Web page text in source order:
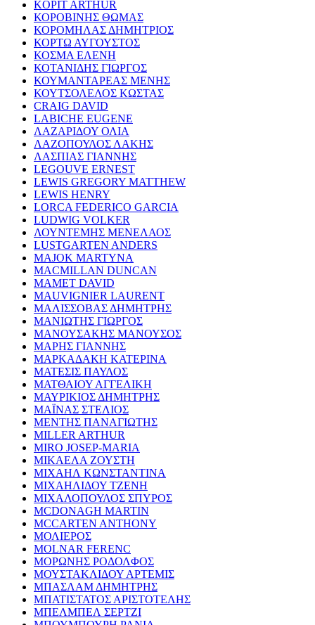
KOPIT ARTHUR
ΚΟΡΟΒΙΝΗΣ ΘΩΜΑΣ
ΚΟΡΟΜΗΛΑΣ ΔΗΜΗΤΡΙΟΣ
ΚΟΡΤΩ ΑΥΓΟΥΣΤΟΣ
ΚΟΣΜΑ ΕΛΕΝΗ
ΚΟΤΑΝΙΔΗΣ ΓΙΩΡΓΟΣ
ΚΟΥΜΑΝΤΑΡΕΑΣ ΜΕΝΗΣ
ΚΟΥΤΣΟΛΕΛΟΣ ΚΩΣΤΑΣ
CRAIG DAVID
LABICHE EUGENE
ΛΑΖΑΡΙΔΟΥ ΟΛΙΑ
ΛΑΖΟΠΟΥΛΟΣ ΛΑΚΗΣ
ΛΑΣΠΙΑΣ ΓΙΑΝΝΗΣ
LEGOUVE ERNEST
LEWIS GREGORY MATTHEW
LEWIS HENRY
LORCA FEDERICO GARCIA
LUDWIG VOLKER
ΛΟΥΝΤΕΜΗΣ ΜΕΝΕΛΑΟΣ
LUSTGARTEN ANDERS
MAJOK MARTYNA
MACMILLAN DUNCAN
MAMET DAVID
MAUVIGNIER LAURENT
ΜΑΛΙΣΣΟΒΑΣ ΔΗΜΗΤΡΗΣ
ΜΑΝΙΩΤΗΣ ΓΙΩΡΓΟΣ
ΜΑΝΟΥΣΑΚΗΣ ΜΑΝΟΥΣΟΣ
ΜΑΡΗΣ ΓΙΑΝΝΗΣ
ΜΑΡΚΑΔΑΚΗ ΚΑΤΕΡΙΝΑ
ΜΑΤΕΣΙΣ ΠΑΥΛΟΣ
ΜΑΤΘΑΙΟΥ ΑΓΓΕΛΙΚΗ
ΜΑΥΡΙΚΙΟΣ ΔΗΜΗΤΡΗΣ
ΜΑΪΝΑΣ ΣΤΕΛΙΟΣ
ΜΕΝΤΗΣ ΠΑΝΑΓΙΩΤΗΣ
MILLER ARTHUR
MIRO JOSEP-MARIA
ΜΙΚΑΕΛΑ ΖΟΥΣΤΗ
ΜΙΧΑΗΛ ΚΩΝΣΤΑΝΤΙΝΑ
ΜΙΧΑΗΛΙΔΟΥ ΤΖΕΝΗ
ΜΙΧΑΛΟΠΟΥΛΟΣ ΣΠΥΡΟΣ
MCDONAGH MARTIN
MCCARTEN ANTHONY
ΜΟΛΙΕΡΟΣ
MOLNAR FERENC
ΜΟΡΩΝΗΣ ΡΟΔΟΛΦΟΣ
ΜΟΥΣΤΑΚΛΙΔΟΥ ΑΡΤΕΜΙΣ
ΜΠΑΣΛΑΜ ΔΗΜΗΤΡΗΣ
ΜΠΑΤΙΣΤΑΤΟΣ ΑΡΙΣΤΟΤΕΛΗΣ
ΜΠΕΛΜΠΕΛ ΣΕΡΤΖΙ